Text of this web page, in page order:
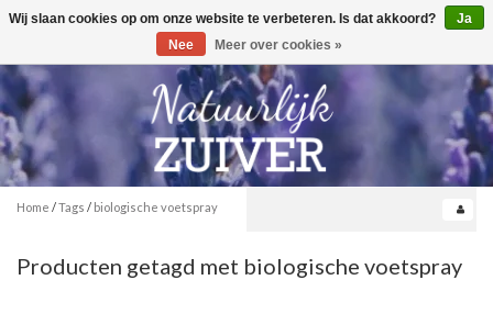
Toggle
0
Home /Tags / biologische voetspray
Producten getagd met biologische voetspray
Wij slaan cookies op om onze website te verbeteren. Is dat akkoord?
Ja
Nee
Meer over cookies »